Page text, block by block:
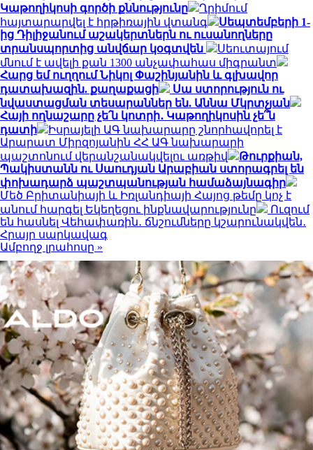
Կաթողիկոսի գործի քննությունը
Ղրիմում
հայտարարվել է հրթիռային վտանգ
Սեպտեմբերի 1-
ից Դիլիջանում աշակերտներն ու ուսանողները
տրանսպորտից անվճար կօգտվեն
Սեուտայում
մնում է ավելի քան 1300 անչափահաս միգրանտ
Հարց եմ ուղղում Նիկոլ Փաշինյանին և գլխավոր
դատախազին. քաղաքացի
Սա ստորություն ու
նվաստացման տեսարաններ են. Աննա Մկրտչյան
Հայի ողնաշարը չե՛ն կոտրի․ Կաթողիկոսին չե՞ն
դատի
Իսրայելի ԱԳ նախարարը շնորհավորել է
Արարատ Միրզոյանին ՀՀ ԱԳ նախարարի
պաշտոնում վերանշանակվելու առթիվ
Թուրքիան,
Պակիստանն ու Սաուդյան Արաբիան ստորագրել են
փոխադարձ պաշտպանության համաձայնագիր
Մեծ Բրիտանիայի և Իռլանդիայի Հայոց թեմը կոչ է
անում հարգել Եկեղեցու ինքնավարությունը
Ուզում
են հասնել Վեհափառին․ ճնշումները կշարունակվեն․
Հրայր սարկավագ
Ամբողջ լրահոսը »